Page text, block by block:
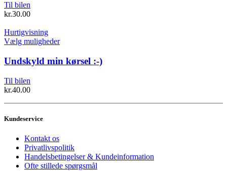
på
varesiden
Til bilen
kr.30.00
Hurtigvisning
Vælg mulighederDette
har
flere
vælges
Undskyld min kørsel :-)
Til bilen
kr.40.00
Kundeservice
Kontakt os
Privatlivspolitik
Handelsbetingelser & Kundeinformation
Ofte stillede spørgsmål